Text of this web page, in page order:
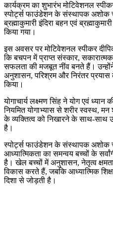
कार्यक्रम का शुभारंभ मोटिवेशनल स्पीकर
स्पोर्ट्स फाउंडेशन के संस्थापक अशोक
ब्रह्माकुमारी इंदिरा बहन एवं
किया गया।
इस अवसर पर मोटिवेशनल स्पीकर
कि बचपन में प्राप्त संस्कार,
सफलता की मजबूत नींव बनते हैं। उन्होंने
अनुशासन, परिश्रम और निरंतर
किया।
योगाचार्य लक्ष्मण सिंह ने योग एवं
नियमित योगाभ्यास से शरीर स्वस्थ,
के व्यक्तित्व को निखारने के साथ-साथ
है।
स्पोर्ट्स फाउंडेशन के संस्थापक अशोक
आध्यात्मिकता का समन्वय बच्चों के
है। खेल बच्चों में अनुशासन, नेतृत्व
विकास करते हैं, जबकि आध्यात्मिक
दिशा से जोड़ती है।